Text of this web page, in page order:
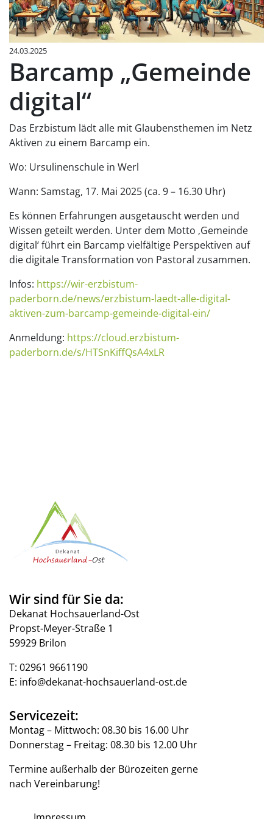
24.03.2025
Barcamp „Gemeinde
digital“
Das Erzbistum lädt alle mit Glaubensthemen im Netz
Aktiven zu einem Barcamp ein.
Wo: Ursulinenschule in Werl
Wann: Samstag, 17. Mai 2025 (ca. 9 – 16.30 Uhr)
Es können Erfahrungen ausgetauscht werden und
Wissen geteilt werden. Unter dem Motto ‚Gemeinde
digital‘ führt ein Barcamp vielfältige Perspektiven auf
die digitale Transformation von Pastoral zusammen.
Infos: https://wir-erzbistum-
paderborn.de/news/erzbistum-laedt-alle-digital-
aktiven-zum-barcamp-gemeinde-digital-ein/
Anmeldung: https://cloud.erzbistum-
paderborn.de/s/HTSnKiffQsA4xLR
Wir sind für Sie da:
Dekanat Hochsauerland-Ost
Propst-Meyer-Straße 1
59929 Brilon
T: 02961 9661190
E: info@dekanat-hochsauerland-ost.de
Servicezeit:
Montag – Mittwoch: 08.30 bis 16.00 Uhr
Donnerstag – Freitag: 08.30 bis 12.00 Uhr
Termine außerhalb der Bürozeiten gerne
nach Vereinbarung!